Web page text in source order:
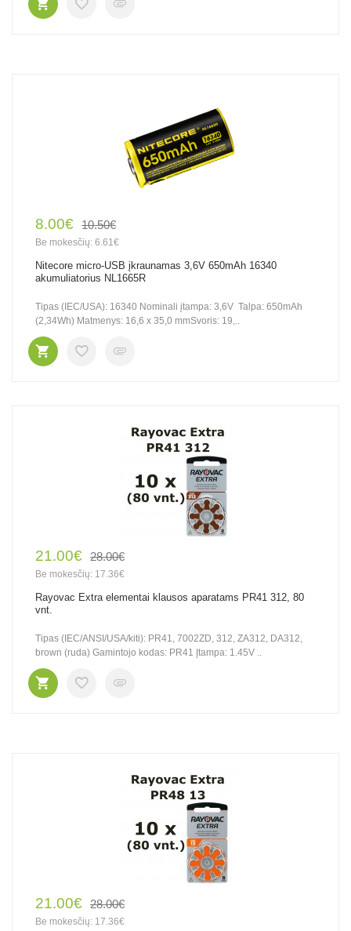
8.00€ 10.50€
Be mokesčių: 6.61€
Nitecore micro-USB įkraunamas 3,6V 650mAh 16340
akumuliatorius NL1665R
Tipas (IEC/USA): 16340 Nominali įtampa: 3,6V Talpa: 650mAh
(2,34Wh) Matmenys: 16,6 x 35,0 mmSvoris: 19,..
21.00€ 28.00€
Be mokesčių: 17.36€
Rayovac Extra elementai klausos aparatams PR41 312, 80
vnt.
Tipas (IEC/ANSI/USA/kiti): PR41, 7002ZD, 312, ZA312, DA312,
brown (ruda) Gamintojo kodas: PR41 Įtampa: 1.45V ..
21.00€ 28.00€
Be mokesčių: 17.36€